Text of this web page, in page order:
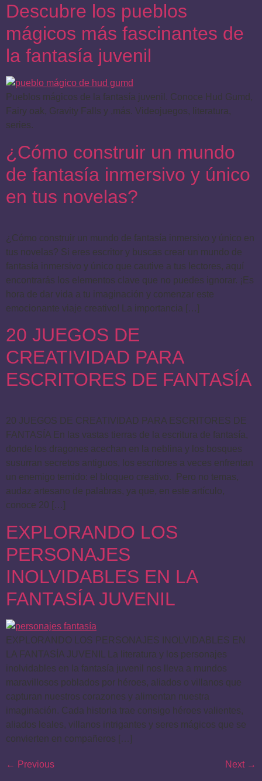
Descubre los pueblos
mágicos más fascinantes de
la fantasía juvenil
Pueblos mágicos de la fantasía juvenil. Conoce Hud Gumd,
Fairy oak, Gravity Falls y ,más. Videojuegos, literatura,
series.
¿Cómo construir un mundo
de fantasía inmersivo y único
en tus novelas?
¿Cómo construir un mundo de fantasía inmersivo y único en
tus novelas? Si eres escritor y buscas crear un mundo de
fantasía inmersivo y único que cautive a tus lectores, aquí
encontrarás los elementos clave que no puedes ignorar. ¡Es
hora de dar vida a tu imaginación y comenzar este
emocionante viaje creativo! La importancia […]
20 JUEGOS DE
CREATIVIDAD PARA
ESCRITORES DE FANTASÍA
20 JUEGOS DE CREATIVIDAD PARA ESCRITORES DE
FANTASÍA En las vastas tierras de la escritura de fantasía,
donde los dragones acechan en la neblina y los bosques
susurran secretos antiguos, los escritores a veces enfrentan
un enemigo temido: el bloqueo creativo. Pero no temas,
audaz artesano de palabras, ya que, en este artículo,
conoce 20 […]
EXPLORANDO LOS
PERSONAJES
INOLVIDABLES EN LA
FANTASÍA JUVENIL
EXPLORANDO LOS PERSONAJES INOLVIDABLES EN
LA FANTASÍA JUVENIL La literatura y los personajes
inolvidables en la fantasía juvenil nos lleva a mundos
maravillosos poblados por héroes, aliados o villanos que
capturan nuestros corazones y alimentan nuestra
imaginación. Cada historia trae consigo héroes valientes,
aliados leales, villanos intrigantes y seres mágicos que se
convierten en compañeros […]
← Previous Next →